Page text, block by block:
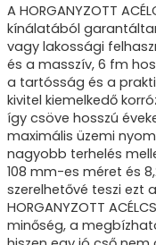
A HORGANYZOTT
kínálatából
vagy lakossági
és a masszív, 6 fm
a tartósság és a
kivitel kiemelkedő
így csöve hosszú
maximális üzemi
nagyobb terhelés
108 mm-es méret és
szerelhetővé teszi ezt
HORGANYZOTT
minőség, a